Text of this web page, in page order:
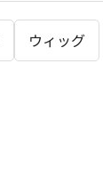
ウィッグ